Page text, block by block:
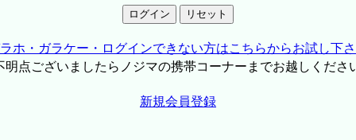
ホ・ガラケー・ログインできない方はこちらからお試し下
点ございましたらノジマの携帯コーナーまでお越しくださ
新規会員登録